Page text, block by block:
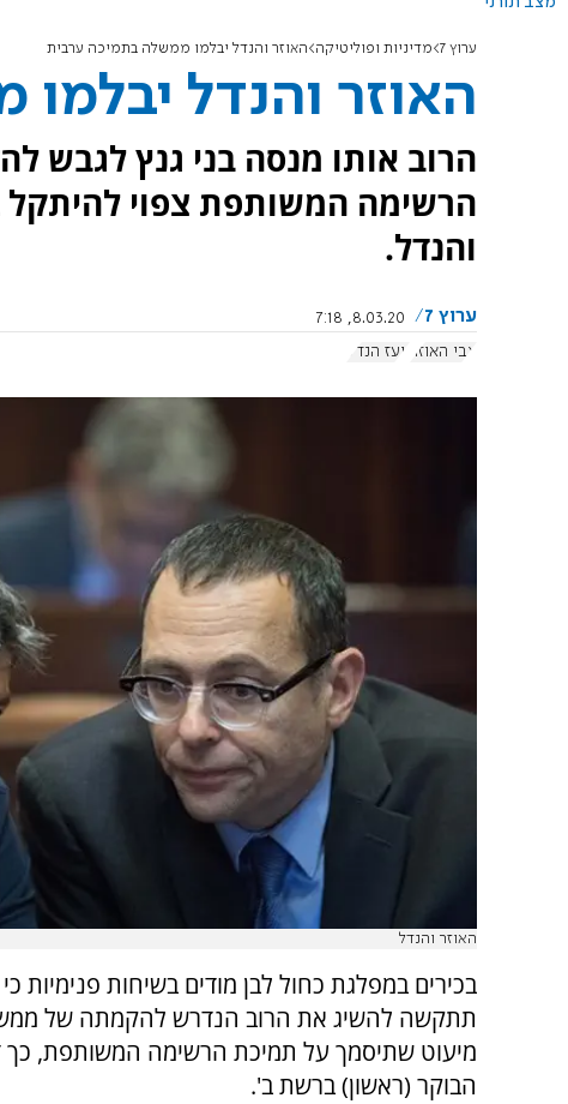
ערוץ 7 מדיניות ופוליטיקה האוזר והנדל יבלמו ממשלה בתמיכה ערבית
האוזר והנדל
הרוב אותו מנסה בני גנץ לגבש
הרשימה המשותפת צפוי
והנדל.
ערוץ 7
8.03.20, 7:18
צבי האוזר
יועז הנדל
האוזר והנדל
בכירים במפלגת כחול לבן מודים בשיחות פנימיות
תתקשה להשיג את הרוב הנדרש להקמתה של
מיעוט שתיסמך על תמיכת הרשימה המשותפת, כך
הבוקר (ראשון) ברשת ב'.